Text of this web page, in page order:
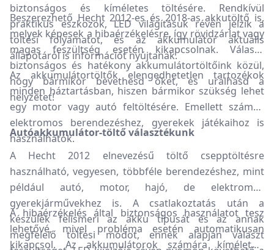
biztonságos és kíméletes töltésére. Rendkívül
praktikus eszközök, LED világításuk révén jelzik a
töltési folyamatot, és az akkumulátor aktuális
állapotáról is információt nyújtanak.
Beszerezhető Hecht 2012-es és 2018-as akkutöltő is,
melyek képesek a hibaérzékelésre, így rövidzárlat vagy
magas feszültség esetén kikapcsolnak. Válassz
biztonságos és hatékony akkumulátortöltőink közül,
hogy bármikor bevethesd őket, és uralhasd a
helyzetet!
Az akkumulátortöltők elengedhetetlen tartozékok
minden háztartásban, hiszen bármikor szükség lehet
egy motor vagy autó feltöltésére. Emellett számos
elektromos berendezéshez, gyerekek játékaihoz is
használhatók.
Autóakkumulátor-töltő választékunk
A Hecht 2012 elnevezésű töltő csepptöltésre
használható, vegyesen, többféle berendezéshez, mint
például autó, motor, hajó, de elektromos
gyerekjárművekhez is. A csatlakoztatás után a
készülék felismeri az akku típusát és az annak
megfelelő töltési módot, ennek alapján választ
A hibaérzékelés által biztonságos használatot tesz
lehetővé, mivel probléma esetén automatikusan
kikapcsol. Az akkumulátorok számára kíméletes,